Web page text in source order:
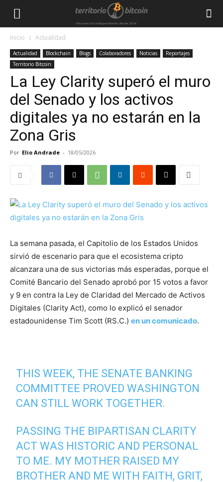
Inicio Actualidad
Actualidad Blockchain Blogs Colaboradores Noticias
Reportajes
Territorio Bitcoin
La Ley Clarity superó el muro
del Senado y los activos
digitales ya no estarán en la
Zona Gris
Por Elio Andrade - 18/05/2026
La semana pasada, el Capitolio de los Estados Unidos
sirvió de escenario para que el ecosistema cripto
alcanzara una de sus victorias más esperadas, porque el
Comité Bancario del Senado aprobó por 15 votos a favor
y 9 en contra la Ley de Claridad del Mercado de Activos
Digitales (Clarity Act), como lo explicó el senador
estadounidense Tim Scott (RS.C.) en un comunicado.
THIS WEEK, THE SENATE BANKING
COMMITTEE PROVED WASHINGTON
CAN STILL WORK TOGETHER.
PASSING THE BIPARTISAN CLARITY
ACT WAS HISTORIC AND PERSONAL
TO ME. MY MOTHER RAISED MY
BROTHER AND ME WITH FAITH, GRIT,